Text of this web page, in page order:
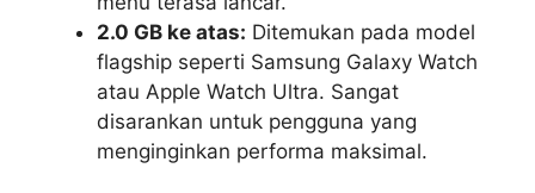
2.0 GB ke atas: Ditemukan pada model
flagship seperti Samsung Galaxy Watch
atau Apple Watch Ultra. Sangat
disarankan untuk pengguna yang
menginginkan performa maksimal.